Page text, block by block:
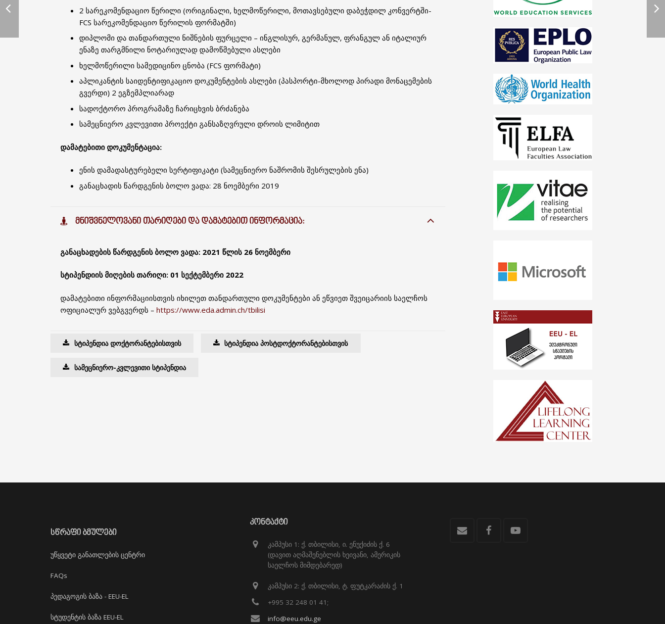
2 სარეკომენდაციო წერილი (ორიგინალი, ხელმოწერილი, მოთავსებული დაბეჭდილ კონვერტში-
FCS სარეკომენდაციო წერილის ფორმატში)
დიპლომი და თანდართული ნიშნების ფურცელი – ინგლისურ, გერმანულ, ფრანგულ ან იტალიურ
ენაზე თარგმნილი ნოტარიულად დამოწმებული ასლები
ხელმოწერილი სამედიცინო ცნობა (FCS ფორმატი)
აპლიკანტის საიდენტიფიკაციო დოკუმენტების ასლები (პასპორტი-მხოლოდ პირადი მონაცემების
გვერდი) 2 ეგზემპლიარად
სადოქტორო პროგრამაზე ჩარიცხვის ბრძანება
სამეცნიერო კვლევითი პროექტი განსაზღვრული დროის ლიმიტით
დამატებითი დოკუმენტაცია:
ენის დამადასტურებელი სერტიფიკატი (სამეცნიერო ნაშრომის შესრულების ენა)
განაცხადის წარდგენის ბოლო ვადა: 28 ნოემბერი 2019
ᲛᲜᲘᲨᲕᲜᲔᲚᲝᲕᲐᲜᲘ ᲗᲐᲠᲘᲦᲔᲑᲘ ᲓᲐ ᲓᲐᲛᲐᲢᲔᲑᲘᲗ ᲘᲜᲤᲝᲠᲛᲐᲪᲘᲐ:
განაცხადების წარდგენის ბოლო ვადა: 2021 წლის 26 ნოემბერი
სტიპენდიის მიღების თარიღი: 01 სექტემბერი 2022
დამატებითი ინფორმაციისთვის იხილეთ თანდართული დოკუმენტები ან ეწვიეთ შვეიცარიის საელჩოს
ოფიციალურ ვებგვერდს – https://www.eda.admin.ch/tbilisi
ᲡᲢᲘᲞᲔᲜᲓᲘᲐ ᲓᲝᲥᲢᲝᲠᲐᲜᲢᲔᲑᲘᲡᲗᲕᲘᲡ ᲡᲢᲘᲞᲔᲜᲓᲘᲐ ᲞᲝᲡᲢᲓᲝᲥᲢᲝᲠᲐᲜᲢᲔᲑᲘᲡᲗᲕᲘᲡ
ᲡᲐᲛᲔᲪᲜᲘᲔᲠᲝ-ᲙᲕᲚᲔᲕᲘᲗᲘ ᲡᲢᲘᲞᲔᲜᲓᲘᲐ
ᲡᲬᲠᲐᲤᲘ ᲑᲛᲣᲚᲔᲑᲘ
უწყვეტი განათლების ცენტრი
FAQs
პედაგოგის ბაზა - EEU-EL
სტუდენტის ბაზა EEU-EL
ᲙᲝᲜᲢᲐᲥᲢᲘ
კამპუსი 1: ქ. თბილისი, ი. ენუქიძის ქ. 6
(დავით აღმაშენებლის ხეივანი, ამერიკის
საელჩოს მიმდებარედ)
კამპუსი 2: ქ. თბილისი, ტ. ფუტკარაძის ქ. 1
+995 32 248 01 41;
info@eeu.edu.ge